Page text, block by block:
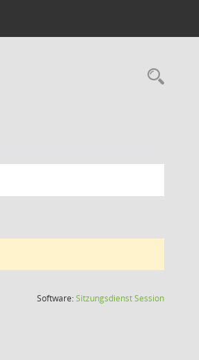
Software:SitzungsdienstSession(Wird in